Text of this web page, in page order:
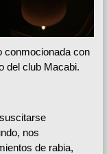
conmocionada con
del club Macabi.
nos
de rabia,